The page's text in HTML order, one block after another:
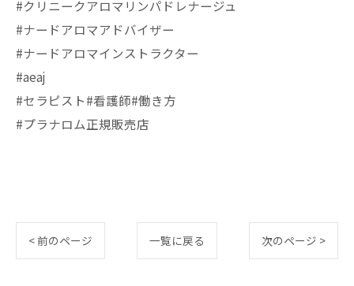
#クリニークアロマリンパドレナージュ
#ナードアロマアドバイザー
#ナードアロマインストラクター
#aeaj
#セラピスト#看護師#働き方
#プラナロム正規販売店
< 前のページ 一覧に戻る 次のページ >